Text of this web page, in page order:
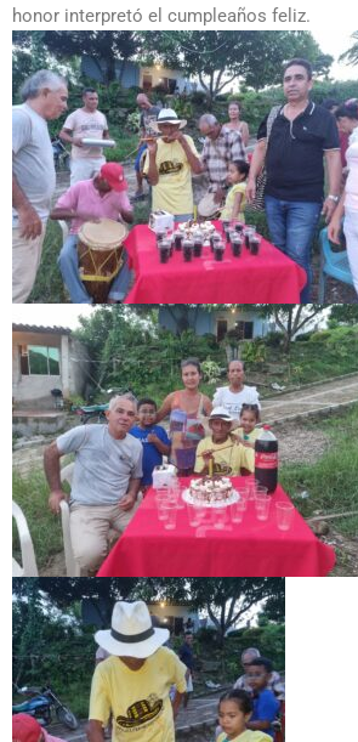
honor interpretó el cumpleaños feliz.